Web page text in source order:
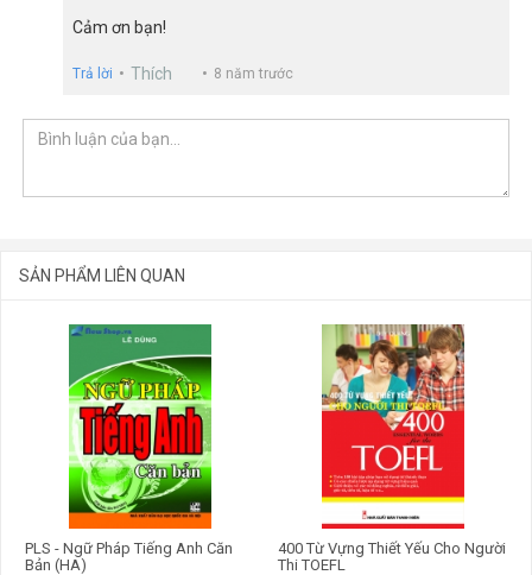
Cảm ơn bạn!
Trả lời Thích 8 năm trước
GỬI BÌNH LUẬN
SẢN PHẨM LIÊN QUAN
PLS - Ngữ Pháp Tiếng Anh Căn
Bản (HA)
400 Từ Vựng Thiết Yếu Cho Người
Thi TOEFL